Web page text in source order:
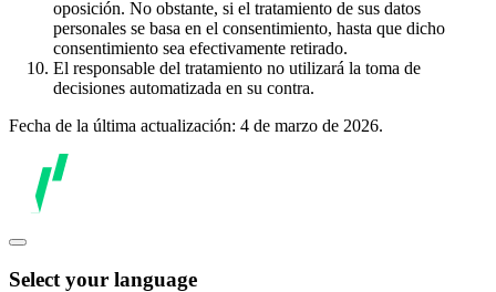
oposición. No obstante, si el tratamiento de sus datos
personales se basa en el consentimiento, hasta que dicho
consentimiento sea efectivamente retirado.
El responsable del tratamiento no utilizará la toma de
decisiones automatizada en su contra.
Fecha de la última actualización: 4 de marzo de 2026.
Select your language